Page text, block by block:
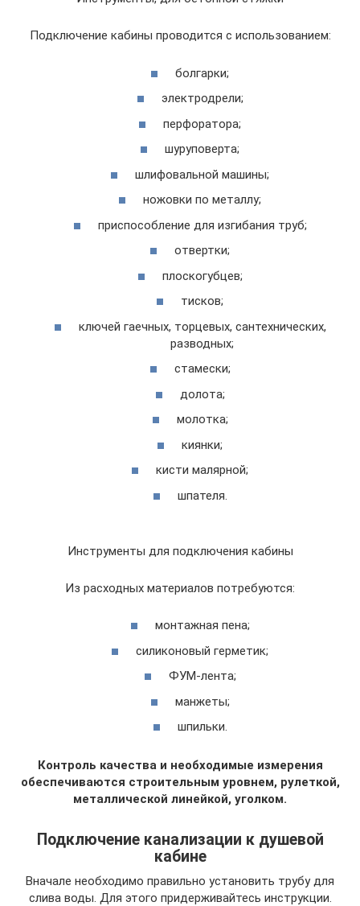
Подключение кабины проводится с использованием:
болгарки;
электродрели;
перфоратора;
шуруповерта;
шлифовальной машины;
ножовки по металлу;
приспособление для изгибания труб;
отвертки;
плоскогубцев;
тисков;
ключей гаечных, торцевых, сантехнических,
разводных;
стамески;
долота;
молотка;
киянки;
кисти малярной;
шпателя.
Инструменты для подключения кабины
Из расходных материалов потребуются:
монтажная пена;
силиконовый герметик;
ФУМ-лента;
манжеты;
шпильки.
Контроль качества и необходимые измерения
обеспечиваются строительным уровнем, рулеткой,
металлической линейкой, уголком.
Подключение канализации к душевой
кабине
Вначале необходимо правильно установить трубу для
слива воды. Для этого придерживайтесь инструкции.